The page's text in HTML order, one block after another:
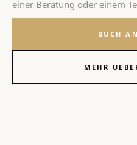
einer Beratung oder einem
BUCH
MEHR
24/7
E-Mail
Anrufen
Direkter